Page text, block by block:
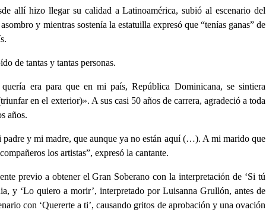
allí hizo llegar su calidad a Latinoamérica, subió al escenario del
y mientras sostenía la estatuilla expresó que “tenías ganas” de
de tantas y tantas personas.
era para que en mi país, República Dominicana, se sintiera
en el exterior)». A sus casi 50 años de carrera, agradeció a toda
años.
y mi madre, que aunque ya no están aquí (…). A mi marido que
los artistas”, expresó la cantante.
previo a obtener el Gran Soberano con la interpretación de ‘Si tú
y ‘Lo quiero a morir’, interpretado por Luisanna Grullón, antes de
con ‘Quererte a ti’, causando gritos de aprobación y una ovación